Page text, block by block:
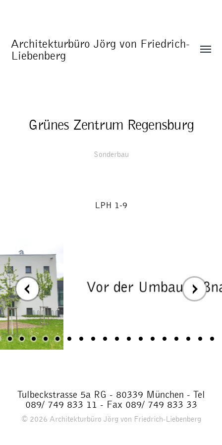
Architekturbüro Jörg von Friedrich-
Liebenberg
Grünes Zentrum Regensburg
Sonderbau
LPH 1-9
Tulbeckstrasse 5a RG - 80339 München - Tel
089/ 749 833 11 - Fax 089/ 749 833 33
© 2026 Architekturbüro Jörg von Friedrich-Liebenberg